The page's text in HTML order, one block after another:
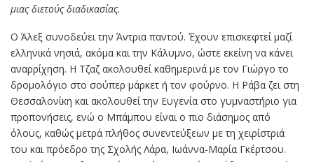
μιας διετούς διαδικασίας.
Ο Άλεξ συνοδεύει την Άντρια παντού. Έχουν επισκεφτεί μαζί
ελληνικά νησιά, ακόμα και την Κάλυμνο, ώστε εκείνη να κάνει
αναρρίχηση. Η Τζαζ ακολουθεί καθημερινά με τον Γιώργο το
δρομολόγιο στο σούπερ μάρκετ ή τον φούρνο. Η Ράβα ζει στη
Θεσσαλονίκη και ακολουθεί την Ευγενία στο γυμναστήριο για
προπονήσεις, ενώ ο Μπάμπου είναι ο πιο διάσημος από
όλους, καθώς μετρά πλήθος συνεντεύξεων με τη χειρίστριά
του και πρόεδρο της Σχολής Λάρα, Ιωάννα-Μαρία Γκέρτσου.